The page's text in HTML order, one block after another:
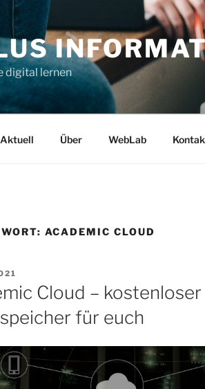
digital lernen
Aktuell Über WebLab
ACADEMIC CLOUD
Cloud – kostenloser
für euch